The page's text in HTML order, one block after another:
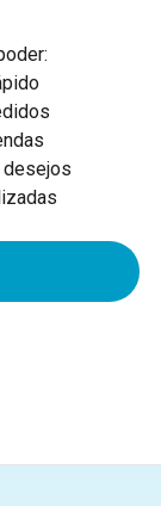
desejos